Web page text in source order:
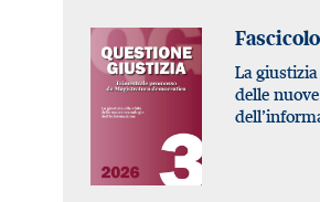
La
delle